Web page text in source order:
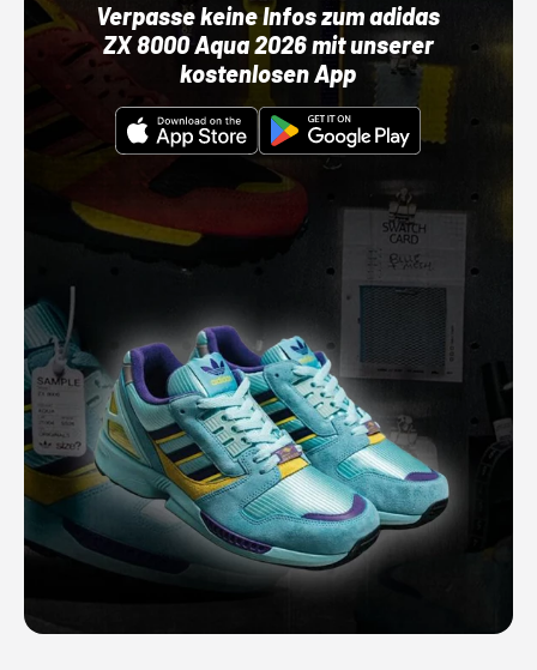
Verpasse keine Infos zum adidas
ZX 8000 Aqua 2026 mit unserer
kostenlosen App